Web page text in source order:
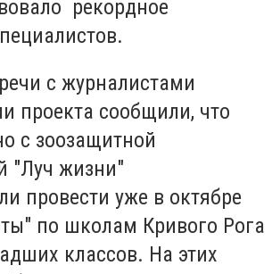
рекордное
с журналистами
проекта сообщили, что
с зоозащитной
"Луч жизни"
провести уже в октябре
по школам Кривого Рога
классов. На этих